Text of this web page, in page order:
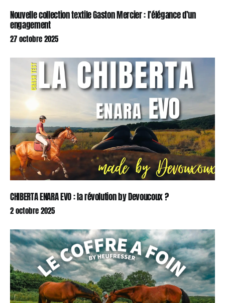
Nouvelle collection textile Gaston Mercier : l’élégance d’un
engagement
27 octobre 2025
CHIBERTA ENARA EVO : la révolution by Devoucoux ?
2 octobre 2025